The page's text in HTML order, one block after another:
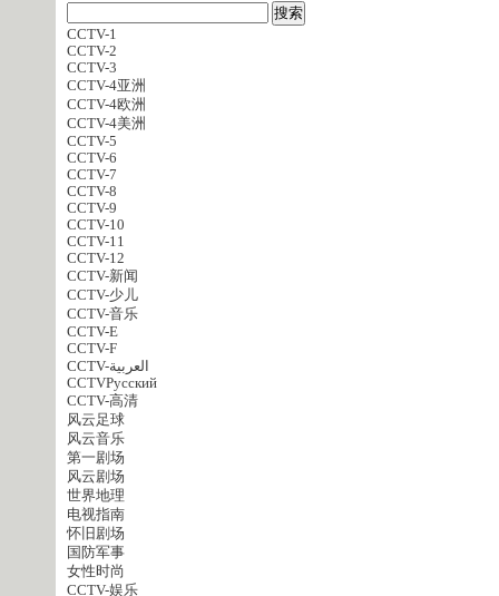
CCTV-1
CCTV-2
CCTV-3
CCTV-4亚洲
CCTV-4欧洲
CCTV-4美洲
CCTV-5
CCTV-6
CCTV-7
CCTV-8
CCTV-9
CCTV-10
CCTV-11
CCTV-12
CCTV-新闻
CCTV-少儿
CCTV-音乐
CCTV-E
CCTV-F
CCTV-العربية
CCTVPусский
CCTV-高清
风云足球
风云音乐
第一剧场
风云剧场
世界地理
电视指南
怀旧剧场
国防军事
女性时尚
CCTV-娱乐